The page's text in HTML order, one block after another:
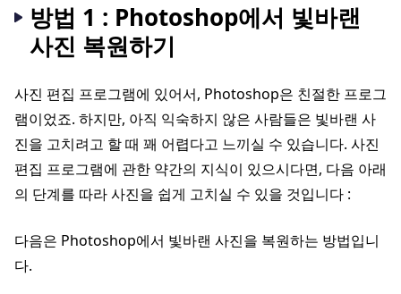
방법 1 : Photoshop에서 빛바랜
사진 복원하기
사진 편집 프로그램에 있어서, Photoshop은 친절한 프로그
램이었죠. 하지만, 아직 익숙하지 않은 사람들은 빛바랜 사
진을 고치려고 할 때 꽤 어렵다고 느끼실 수 있습니다. 사진
편집 프로그램에 관한 약간의 지식이 있으시다면, 다음 아래
의 단계를 따라 사진을 쉽게 고치실 수 있을 것입니다 :
다음은 Photoshop에서 빛바랜 사진을 복원하는 방법입니
다.